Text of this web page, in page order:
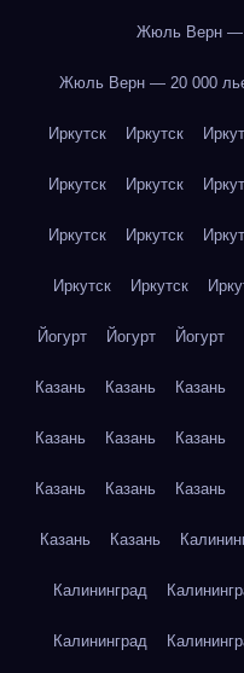
Жюль Верн —
Жюль Верн — 20 000
Иркутск Иркутск
Иркутск Иркутск
Иркутск Иркутск
Иркутск Иркутск
Йогурт Йогурт Йогурт
Казань Казань Казань
Казань Казань Казань
Казань Казань Казань
Казань Казань
Калининград
Калининград